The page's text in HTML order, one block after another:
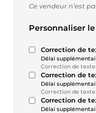
Ce vendeur n’est
Personnaliser
Correction de
Délai
Correction de texte
Correction de
Délai
Correction de texte
Correction de
Délai